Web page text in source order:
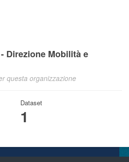
Direzione Mobilità e
questa organizzazione
Dataset
1